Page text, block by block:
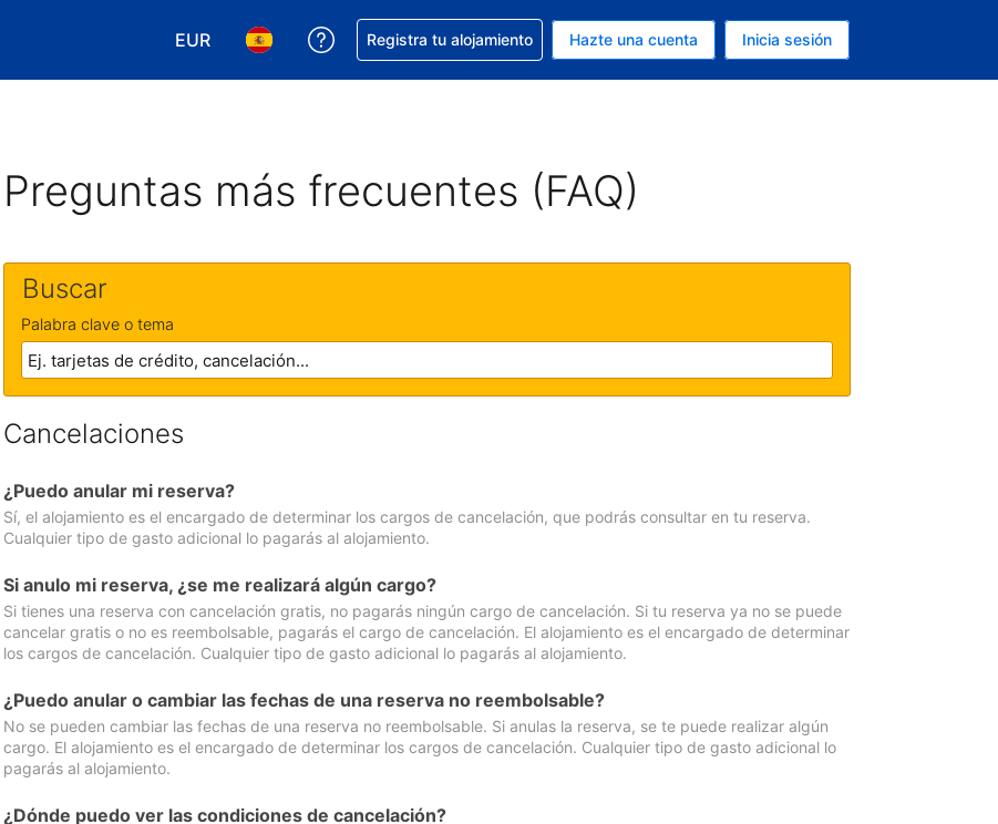
EUR
Elegir tu moneda. Tu moneda actual es EUR
Elegir el idioma que prefieres. Tu idioma actual es Español
Obtener ayuda con la reserva
Registra tu alojamiento Hazte una cuenta Inicia sesión
Preguntas más frecuentes (FAQ)
Buscar
Palabra clave o tema
Cancelaciones
¿Puedo anular mi reserva?
Sí, el alojamiento es el encargado de determinar los cargos de cancelación, que podrás consultar en tu reserva.
Cualquier tipo de gasto adicional lo pagarás al alojamiento.
Si anulo mi reserva, ¿se me realizará algún cargo?
Si tienes una reserva con cancelación gratis, no pagarás ningún cargo de cancelación. Si tu reserva ya no se puede
cancelar gratis o no es reembolsable, pagarás el cargo de cancelación. El alojamiento es el encargado de determinar
los cargos de cancelación. Cualquier tipo de gasto adicional lo pagarás al alojamiento.
¿Puedo anular o cambiar las fechas de una reserva no reembolsable?
No se pueden cambiar las fechas de una reserva no reembolsable. Si anulas la reserva, se te puede realizar algún
cargo. El alojamiento es el encargado de determinar los cargos de cancelación. Cualquier tipo de gasto adicional lo
pagarás al alojamiento.
¿Dónde puedo ver las condiciones de cancelación?